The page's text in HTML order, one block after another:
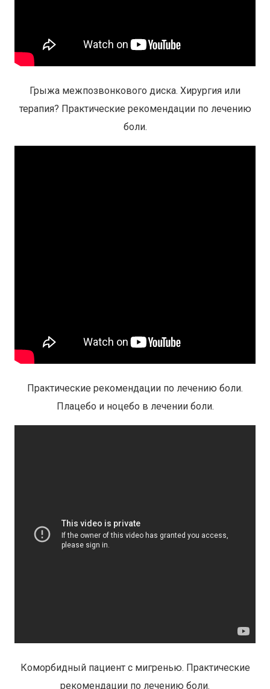
Грыжа межпозвонкового диска. Хирургия или
терапия? Практические рекомендации по лечению
боли.
Практические рекомендации по лечению боли.
Плацебо и ноцебо в лечении боли.
Коморбидный пациент с мигренью. Практические
рекомендации по лечению боли.